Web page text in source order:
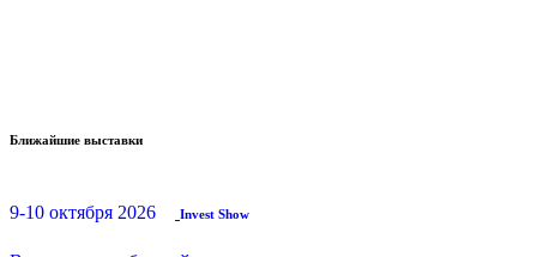
Ближайшие выставки
9-10 октября 2026 Invest Show